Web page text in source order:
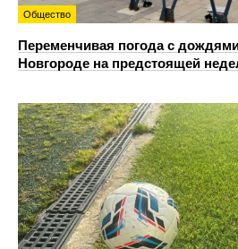
Общество
Переменчивая погода с
Новгороде на предстоящей